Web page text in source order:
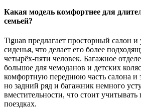
Какая модель комфортнее для
семьей?
Tiguan предлагает просторный салон и
сиденья, что делает его более
четырёх-пяти человек. Багажное
большое для чемоданов и детских
комфортную переднюю часть салона и
но задний ряд и багажник немного
вместительности, что стоит
поездках.